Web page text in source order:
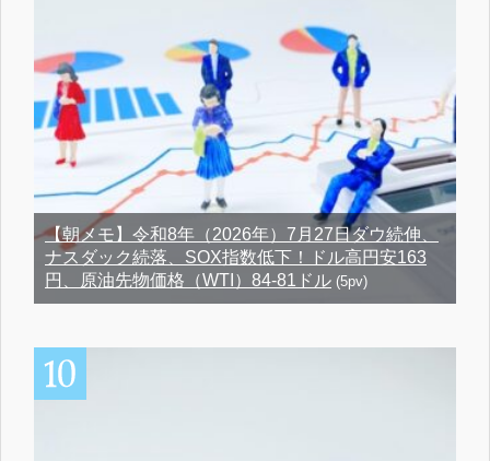
【朝メモ】令和8年（2026年）7月27日ダウ続伸、
ナスダック続落、SOX指数低下！ドル高円安163
円、原油先物価格（WTI）84-81ドル (5pv)